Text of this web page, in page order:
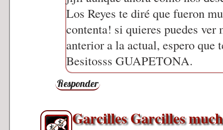
Los Reyes te diré que fueron
contenta! si quieres puedes ver
anterior a la actual, espero que
Besitosss GUAPETONA.
Responder
Garcilles Garcilles